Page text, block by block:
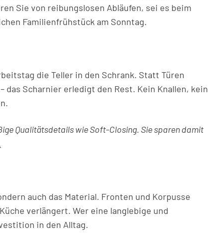
Sie von reibungslosen Abläufen, sei es beim
Familienfrühstück am Sonntag.
die Teller in den Schrank. Statt Türen
Scharnier erledigt den Rest. Kein Knallen, kein
Qualitätsdetails wie Soft-Closing. Sie sparen damit
auch das Material. Fronten und Korpusse
verlängert. Wer eine langlebige und
in den Alltag.